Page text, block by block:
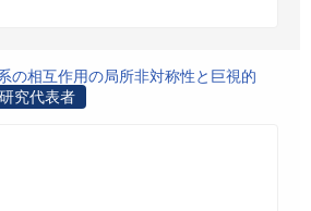
の相互作用の局所非対称性と巨視的
研究代表者